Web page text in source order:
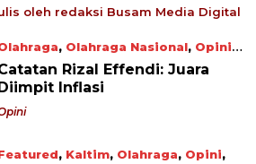
oleh redaksi Busam Media Digital
, Olahraga Nasional, Opini
December 19, 2022Rizal Effendi: Juara
Inflasi
, Kaltim, Olahraga, Opini,